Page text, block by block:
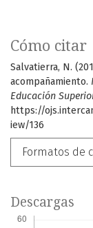
Cómo citar
Salvatierra, N.
acompañamiento.
Educación
https://
iew/136
Formatos de
Descargas